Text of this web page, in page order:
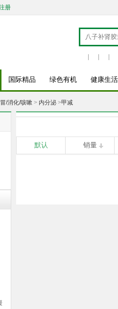
册
国际精品 绿色有机 健康生活
/消化/咳嗽 > 内分泌 >甲减
默认 销量